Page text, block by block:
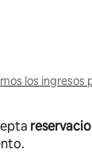
los ingresos